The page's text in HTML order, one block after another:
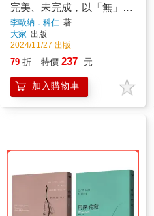
完美、未完成，以「無」為
核心卻蘊含廣袤可能性的哲
學
李歐納．科仁 著
大家 出版
2024/11/27 出版
79 折 特價 237 元
加入購物車